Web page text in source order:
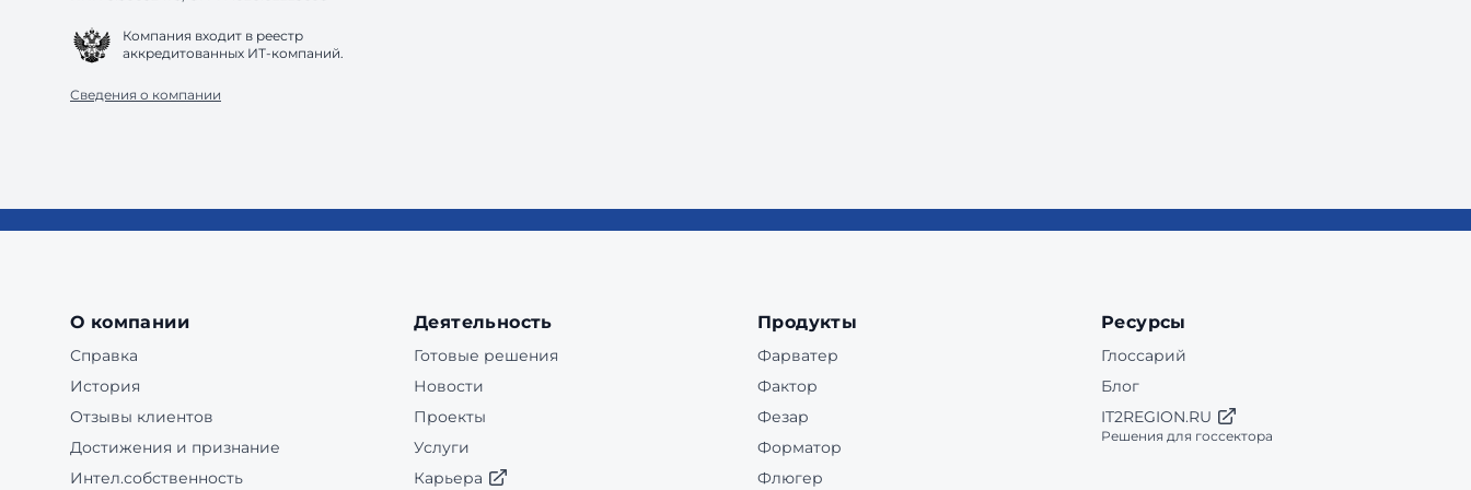
Компания входит в реестр
аккредитованных ИТ-компаний.
Сведения о компании
О компании
Справка
История
Отзывы клиентов
Достижения и признание
Интел.собственность
Деятельность
Готовые решения
Новости
Проекты
Услуги
Карьера
Продукты
Фарватер
Фактор
Фезар
Форматор
Флюгер
Ресурсы
Глоссарий
Блог
IT2REGION.RU
Решения для госсектора